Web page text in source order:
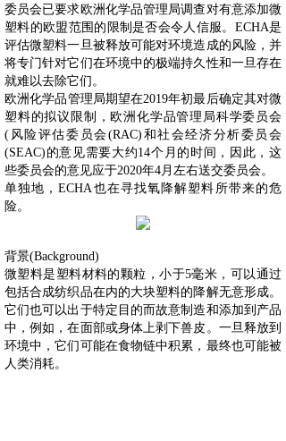
委员会已要求欧洲化学品管理局调查对有意添加微
塑料的欧盟范围的限制是否会令人信服。ECHA是
评估微塑料一旦被释放可能对环境造成的风险，并
将专门针对它们在环境中的极端持久性和一旦存在
就难以去除它们。
欧洲化学品管理局期望在2019年初最后确定其对微
塑料的拟议限制，欧洲化学品管理局科学委员会
(风险评估委员会(RAC)和社会经济分析委员会
(SEAC)的意见需要大约14个月的时间，因此，这
些委员会的意见应于2020年4月左右送交委员会。
单独地，ECHA也在寻找氧降解塑料所带来的危
险。
背景(Background)
微塑料是塑料材料的颗粒，小于5毫米，可以通过
包括合成纺织品在内的大块塑料的降解无意形成。
它们也可以出于特定目的而故意制造和添加到产品
中，例如，在面部或身体上剥下兽皮。一旦释放到
环境中，它们可能在食物链中积累，最终也可能被
人类消耗。